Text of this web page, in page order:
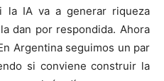
la IA va a generar riqueza
dan por respondida. Ahora
Argentina seguimos un par
si conviene construir la